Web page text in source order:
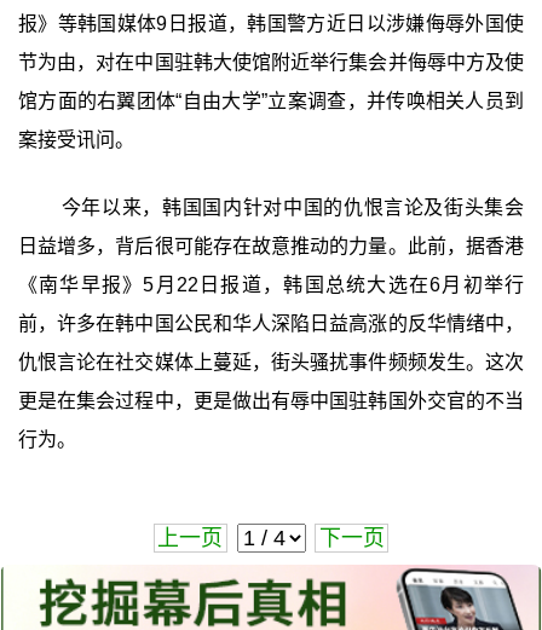
报》等韩国媒体9日报道，韩国警方近日以涉嫌侮辱外国使
节为由，对在中国驻韩大使馆附近举行集会并侮辱中方及使
馆方面的右翼团体“自由大学”立案调查，并传唤相关人员到
案接受讯问。
今年以来，韩国国内针对中国的仇恨言论及街头集会
日益增多，背后很可能存在故意推动的力量。此前，据香港
《南华早报》5月22日报道，韩国总统大选在6月初举行
前，许多在韩中国公民和华人深陷日益高涨的反华情绪中，
仇恨言论在社交媒体上蔓延，街头骚扰事件频频发生。这次
更是在集会过程中，更是做出有辱中国驻韩国外交官的不当
行为。
上一页 下一页